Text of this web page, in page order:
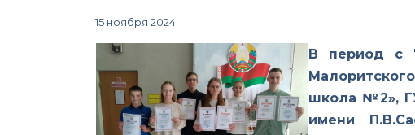
15 ноября 2024
В период с
школа №2»,
имени